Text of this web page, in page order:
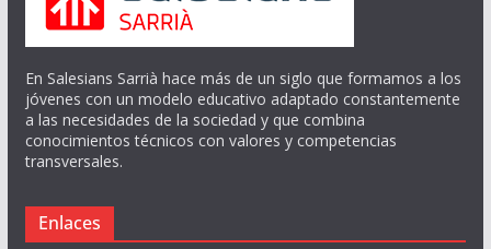
En Salesians Sarrià hace más de un siglo que formamos a los
jóvenes con un modelo educativo adaptado constantemente
a las necesidades de la sociedad y que combina
conocimientos técnicos con valores y competencias
transversales.
Enlaces